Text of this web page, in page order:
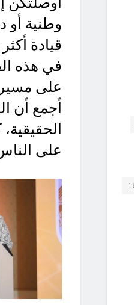
وطنية أو
قيادة
في هذه
على
أجمع أن
على